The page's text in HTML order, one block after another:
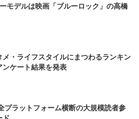
モデルは映画「ブルーロック」の高橋
メ・ライフスタイルにまつわるランキン
ンケート結果を発表
プラットフォーム横断の大規模読者参